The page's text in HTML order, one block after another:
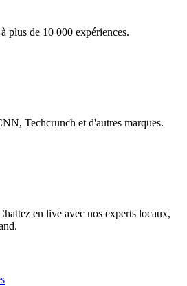
plus de 10 000 expériences.
Techcrunch et d'autres marques.
en live avec nos experts locaux,